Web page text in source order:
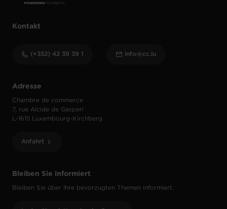
Bleiben Sie informiert
Bleiben Sie über Ihre bevorzugten Themen informiert.
Adresse
Chambre de commerce
7, rue Alcide de Gasperi
L-1615 Luxembourg-Kirchberg
Anfahrt
Kontakt
(+352) 42 39 39 1 info@cc.lu